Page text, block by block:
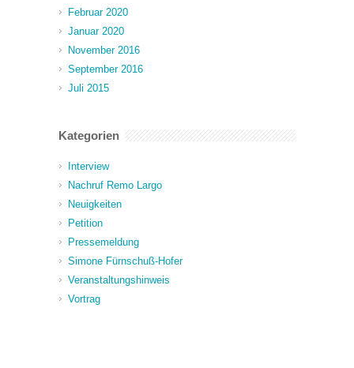
Februar 2020
Januar 2020
November 2016
September 2016
Juli 2015
Kategorien
Interview
Nachruf Remo Largo
Neuigkeiten
Petition
Pressemeldung
Simone Fürnschuß-Hofer
Veranstaltungshinweis
Vortrag